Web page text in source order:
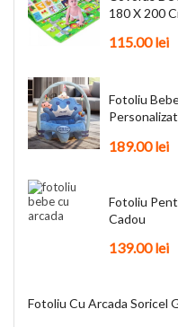
180 X 200
115.00lei
Fotoliu
189.00lei
Fotoliu
Cadou
139.00lei
Fotoliu Cu Arcada Soricel